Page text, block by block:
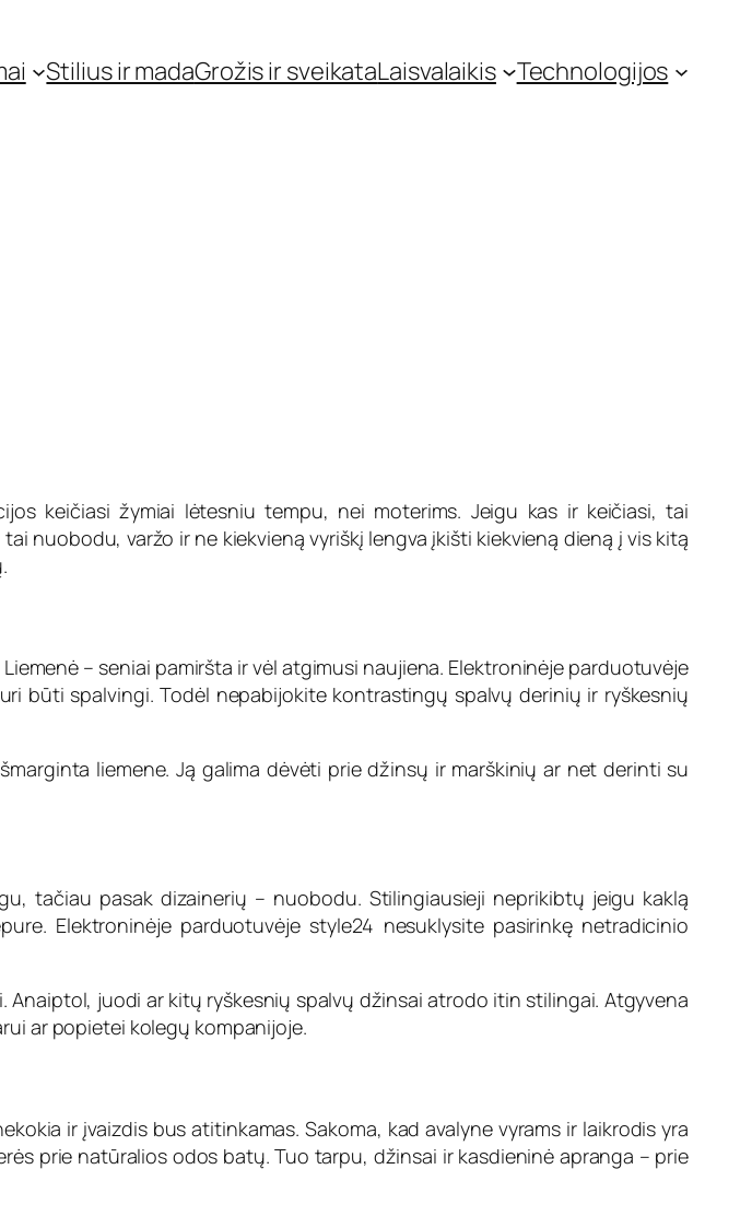
Stilius ir madaGrožis ir sveikataLaisvalaikis Technologijos
keičiasi žymiai lėtesniu tempu, nei moterims. Jeigu kas ir keičiasi, tai
nuobodu, varžo ir ne kiekvieną vyriškį lengva įkišti kiekvieną dieną į vis kitą
– seniai pamiršta ir vėl atgimusi naujiena. Elektroninėje parduotuvėje
būti spalvingi. Todėl nepabijokite kontrastingų spalvų derinių ir ryškesnių
liemene. Ją galima dėvėti prie džinsų ir marškinių ar net derinti su
tačiau pasak dizainerių – nuobodu. Stilingiausieji neprikibtų jeigu kaklą
Elektroninėje parduotuvėje style24 nesuklysite pasirinkę netradicinio
juodi ar kitų ryškesnių spalvų džinsai atrodo itin stilingai. Atgyvena
ar popietei kolegų kompanijoje.
ir įvaizdis bus atitinkamas. Sakoma, kad avalyne vyrams ir laikrodis yra
prie natūralios odos batų. Tuo tarpu, džinsai ir kasdieninė apranga – prie